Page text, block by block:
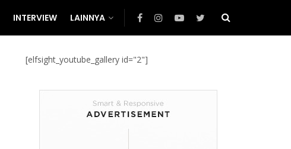
INTERVIEW LAINNYA
[elfsight_youtube_gallery id="2"]